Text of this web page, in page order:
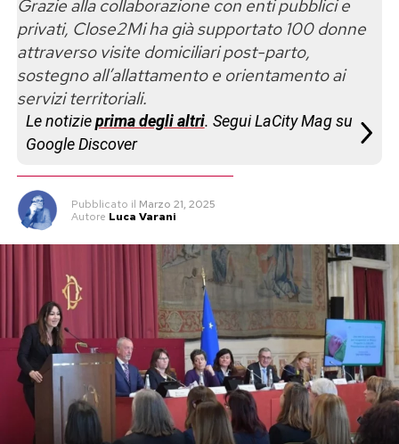
Grazie alla collaborazione con enti pubblici e
privati, Close2Mi ha già supportato 100 donne
attraverso visite domiciliari post-parto,
sostegno all’allattamento e orientamento ai
servizi territoriali.
Le notizieprima degli altri. Segui LaCity Mag su
Google Discover
Pubblicato il Marzo 21, 2025
Autore Luca Varani